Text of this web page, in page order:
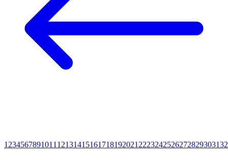
1 234567891011 12131415161718192021 2223242526272829303132